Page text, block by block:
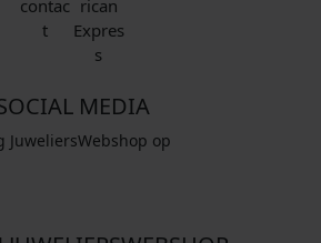
MEDIA
JuweliersWebshop op